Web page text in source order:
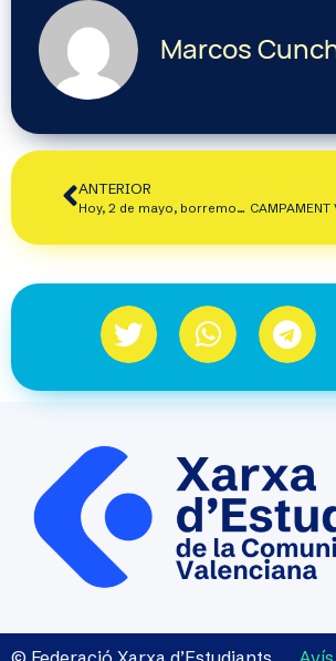
Marcos
ANTERIOR
Hoy, 2 de mayo, borremos el acoso escolar.